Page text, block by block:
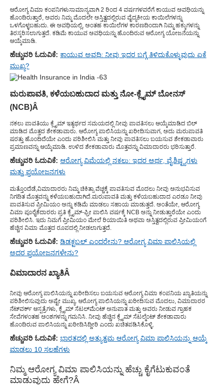
ಆರೋಗ್ಯ ವಿಮಾ ಕಂಪನಿಗಳುಸಾಮಾನ್ಯವಾಗಿ 2 ರಿಂದ 4 ವರ್ಷಗಳವರೆಗೆ ಕಾಯುವ ಅವಧಿಯನ್ನು
ಹೊಂದಿರುತ್ತಾರೆ, ಅವರು ನಿಮ್ಮ ಮೊದಲೇ ಅಸ್ತಿತ್ವದಲ್ಲಿರುವ ವೈದ್ಯಕೀಯ ಕಾಯಿಲೆಗಳನ್ನು
ಒಳಗೊಳ್ಳಬಹುದು. ಈ ಅವಧಿಯಲ್ಲಿ, ಅಂತಹ ಕಾಯಿಲೆಗಳ ಕಾರಣದಿಂದಾಗಿ ನಿಮ್ಮ ಹಕ್ಕುಗಳನ್ನು
ತಿರಸ್ಕರಿಸಲಾಗುತ್ತದೆ. ಕಡಿಮೆ ಕಾಯುವ ಅವಧಿಯನ್ನು ಹೊಂದಿರುವ ಆರೋಗ್ಯ ಯೋಜನೆಯನ್ನು
ಆಯ್ಕೆಮಾಡಿ.
ಹೆಚ್ಚುವರಿ ಓದುವಿಕೆ: ಕಾಯುವ ಅವಧಿ: ನೀವು ಇದರ ಬಗ್ಗೆ ತಿಳಿದುಕೊಳ್ಳುವುದು ಏಕೆ
ಮುಖ್ಯ?
ಮರುಪಾವತಿ, ಕಳೆಯಬಹುದಾದ ಮತ್ತು ನೋ-ಕ್ಲೈಮ್ ಬೋನಸ್
(NCB)Â
ನಕಲು ಪಾವತಿಯು ಕ್ಲೈಮ್ ಇತ್ಯರ್ಥದ ಸಮಯದಲ್ಲಿ ನೀವು ಪಾವತಿಸಲು ಆಯ್ಕೆಮಾಡಿದ ಬಿಲ್
ಮಾಡಿದ ಮೊತ್ತದ ಶೇಕಡಾವಾರು. ಆರೋಗ್ಯ ಪಾಲಿಸಿಯನ್ನು ಖರೀದಿಸುವಾಗ, ಅದು ಮರುಪಾವತಿ
ಷರತ್ತು ಹೊಂದಿದೆಯೇ ಎಂದು ಪರಿಶೀಲಿಸಿ ಮತ್ತು ನೀವು ಪಾವತಿಸಲು ಬಯಸುವ ಶೇಕಡಾವಾರು
ಪ್ರಮಾಣವನ್ನು ಆಯ್ಕೆಮಾಡಿ. ಉಳಿದ ಶೇಕಡಾವಾರು ಮೊತ್ತವನ್ನು ವಿಮಾದಾರರು ಭರಿಸುತ್ತಾರೆ.
ಹೆಚ್ಚುವರಿ ಓದುವಿಕೆ: ಆರೋಗ್ಯ ವಿಮೆಯಲ್ಲಿ ನಕಲು: ಇದರ ಅರ್ಥ, ವೈಶಿಷ್ಟ್ಯಗಳು
ಮತ್ತು ಪ್ರಯೋಜನಗಳು
ಮತ್ತೊಂದೆಡೆ,ವಿಮಾದಾರರು ನಿಮ್ಮ ಚಿಕಿತ್ಸಾ ವೆಚ್ಚಕ್ಕೆ ಪಾವತಿಸುವ ಮೊದಲು ನೀವು ಅನುಭವಿಸುವ
ನಿಗದಿತ ಮೊತ್ತವನ್ನು ಕಳೆಯಬಹುದಾಗಿದೆ.ಮರುಪಾವತಿ ಮತ್ತು ಕಳೆಯಬಹುದಾದ ಎರಡೂ ನೀವು
ಪಾವತಿಸುವ ಪ್ರೀಮಿಯಂ ಅನ್ನು ಕಡಿಮೆ ಮಾಡಲು ಸಹಾಯ ಮಾಡುತ್ತದೆ. ಅಂತೆಯೇ, ಆರೋಗ್ಯ
ವಿಮಾ ಪೂರೈಕೆದಾರರು ಪ್ರತಿ ಕ್ಲೈಮ್-ಫ್ರೀ ಪಾಲಿಸಿ ವರ್ಷಕ್ಕೆ NCB ಅನ್ನು ನೀಡುತ್ತಾರೆಯೇ ಎಂದು
ಪರಿಶೀಲಿಸಿ. ಇದು ನಿಮಗೆ ಪ್ರೀಮಿಯಂ ಮೇಲೆ ರಿಯಾಯಿತಿ ಅಥವಾ ಅಸ್ತಿತ್ವದಲ್ಲಿರುವ ಪ್ರೀಮಿಯಂಗೆ
ಹೆಚ್ಚಿನ ವಿಮಾ ಮೊತ್ತದ ರೂಪದಲ್ಲಿ ನೀಡಲಾಗುತ್ತದೆ.
ಹೆಚ್ಚುವರಿ ಓದುವಿಕೆ: ಡಿಡಕ್ಟಬಲ್ ಎಂದರೇನು? ಆರೋಗ್ಯ ವಿಮಾ ಪಾಲಿಸಿಯಲ್ಲಿ
ಅದರ ಪ್ರಯೋಜನಗಳೇನು?
ವಿಮಾದಾರನ ಖ್ಯಾತಿÂ
ನೀವು ಆರೋಗ್ಯ ಪಾಲಿಸಿಯನ್ನು ಖರೀದಿಸಲು ಬಯಸುವ ಆರೋಗ್ಯ ವಿಮಾ ಕಂಪನಿಯ ಖ್ಯಾತಿಯನ್ನು
ಪರಿಶೀಲಿಸುವುದು ಅಷ್ಟೇ ಮುಖ್ಯ. ಆರೋಗ್ಯ ಪಾಲಿಸಿಯನ್ನು ಖರೀದಿಸುವ ಮೊದಲು, ವಿಮಾದಾರರ
ನೆಟ್‌ವರ್ಕ್ ಆಸ್ಪತ್ರೆಗಳು, ಕ್ಲೈಮ್ ಸೆಟಲ್‌ಮೆಂಟ್ ಅನುಪಾತ ಮತ್ತು ಅವರು ನೀಡುವ ಗ್ರಾಹಕ
ಸೇವೆಗಳಂತಹ ಅಂಶಗಳನ್ನು ಗಮನಿಸಿ. ನೀವು ಹೆಚ್ಚಿನ ಕ್ಲೈಮ್ ಸೆಟಲ್ಮೆಂಟ್ ಶೇಕಡಾವಾರು
ಹೊಂದಿರುವ ಪಾಲಿಸಿಯನ್ನು ಖರೀದಿಸಿದ್ದೀರಿ ಎಂದು ಖಚಿತಪಡಿಸಿಕೊಳ್ಳಿ.
ಹೆಚ್ಚುವರಿ ಓದುವಿಕೆ: ಭಾರತದಲ್ಲಿ ಅತ್ಯುತ್ತಮ ಆರೋಗ್ಯ ವಿಮಾ ಪಾಲಿಸಿಯನ್ನು ಆಯ್ಕೆ
ಮಾಡಲು 10 ಸಲಹೆಗಳು
ನಿಮ್ಮ ಆರೋಗ್ಯ ವಿಮಾ ಪಾಲಿಸಿಯನ್ನು ಹೆಚ್ಚು ಕೈಗೆಟುಕುವಂತೆ
ಮಾಡುವುದು ಹೇಗೆ?Â